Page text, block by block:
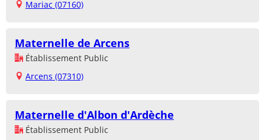
Mariac (07160)
Maternelle de Arcens
Établissement Public
Arcens (07310)
Maternelle d'Albon d'Ardèche
Établissement Public